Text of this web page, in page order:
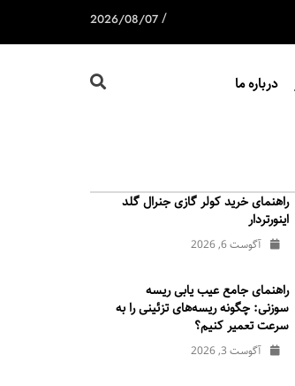
/
2026/08/07
درباره ما
راهنمای خرید کولر گازی جنرال‌ گلد
اینورتر‌دار
آگوست 6, 2026
راهنمای جامع عیب یابی ریسه
سوزنی: چگونه ریسه‌های تزئینی را به
سرعت تعمیر کنیم؟
آگوست 3, 2026